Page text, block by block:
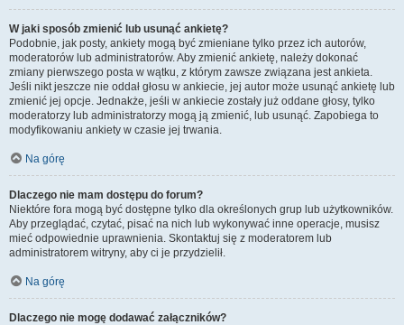
W jaki sposób zmienić lub usunąć ankietę?
Podobnie, jak posty, ankiety mogą być zmieniane tylko przez ich autorów,
moderatorów lub administratorów. Aby zmienić ankietę, należy dokonać
zmiany pierwszego posta w wątku, z którym zawsze związana jest ankieta.
Jeśli nikt jeszcze nie oddał głosu w ankiecie, jej autor może usunąć ankietę lub
zmienić jej opcje. Jednakże, jeśli w ankiecie zostały już oddane głosy, tylko
moderatorzy lub administratorzy mogą ją zmienić, lub usunąć. Zapobiega to
modyfikowaniu ankiety w czasie jej trwania.
Na górę
Dlaczego nie mam dostępu do forum?
Niektóre fora mogą być dostępne tylko dla określonych grup lub użytkowników.
Aby przeglądać, czytać, pisać na nich lub wykonywać inne operacje, musisz
mieć odpowiednie uprawnienia. Skontaktuj się z moderatorem lub
administratorem witryny, aby ci je przydzielił.
Na górę
Dlaczego nie mogę dodawać załączników?